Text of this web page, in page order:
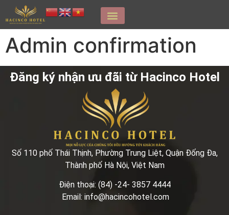
Admin confirmation
Đăng ký nhận ưu đãi từ Hacinco Hotel
Số 110 phố Thái Thịnh, Phường Trung Liệt, Quận Đống Đa,
Thành phố Hà Nội, Việt Nam
Điện thoại: (84) -24- 3857 4444
Email: info@hacincohotel.com